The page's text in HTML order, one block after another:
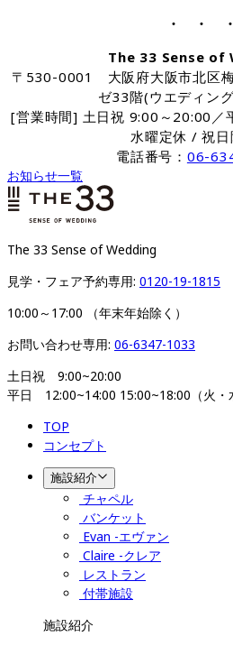
・ ・ ・
The 33 Sense of
〒530-0001 大阪府大阪市北区
ゼ33階(ウエディン
[営業時間] 土日祝 9:00～20:00／
水曜定休 / 祝日
電話番号： 06-
お知らせ一覧
The 33 Sense of Wedding
見学・フェア予約専用: 0120-19-1815
10:00～17:00 （年末年始除く）
お問い合わせ専用: 06-6347-1033
土日祝　9:00~20:00
平日　12:00~14:00 15:00~18:00（火・
TOP
コンセプト
施設紹介
チャペル
バンケット
Evan -エヴァン
Claire -クレア
レストラン
付帯施設
施設紹介